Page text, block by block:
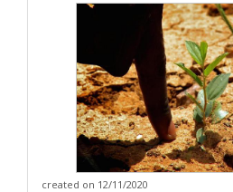
created on 12/11/2020